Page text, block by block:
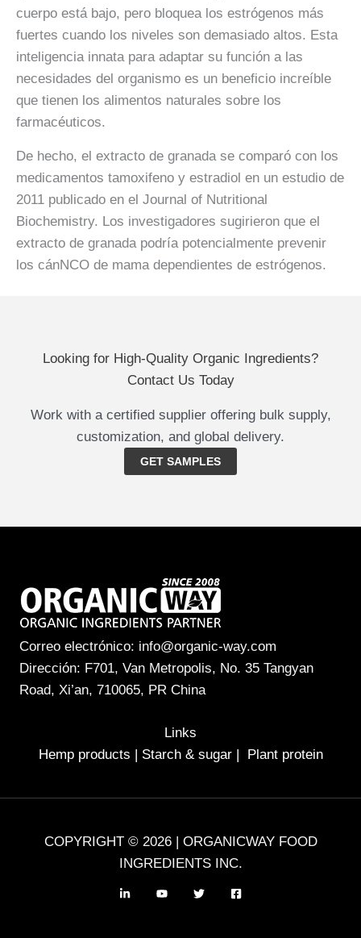
cuerpo está bajo, pero bloquea los estrógenos más
fuertes cuando los niveles son demasiado altos. Esta
inteligencia innata para adaptar su función a las
necesidades del organismo es un beneficio increíble
que tienen los alimentos naturales sobre los
farmacéuticos.
De hecho, el extracto de granada se comparó con los
medicamentos tamoxifeno y estradiol en un estudio de
2011 publicado en el Journal of Nutritional
Biochemistry. Los investigadores sugirieron que el
extracto de granada podría potencialmente prevenir
los cánNCO de mama dependientes de estrógenos.
Looking for High-Quality Organic Ingredients?
Contact Us Today
Work with a certified supplier offering bulk supply,
customization, and global delivery.
GET SAMPLES
Correo electrónico: info@organic-way.com
Dirección: F701, Van Metropolis, No. 35 Tangyan
Road, Xi’an, 710065, PR China
Links
Hemp products | Starch & sugar| Plant protein
COPYRIGHT © 2026 | ORGANICWAY FOOD
INGREDIENTS INC.